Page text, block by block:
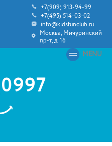
+7(909) 913-94-99
+7(495) 514-03-02
info@kidsfunclub.ru
Москва, Мичуринский
пр-т, д. 16
MENU